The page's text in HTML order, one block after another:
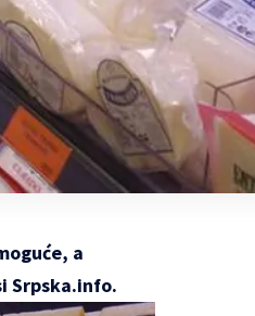
a
Srpska.info.